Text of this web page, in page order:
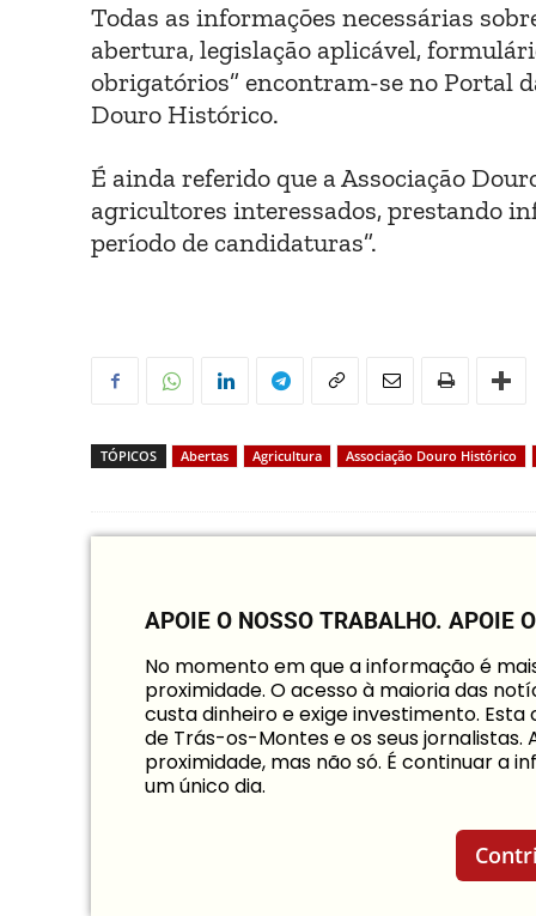
Todas as informações necessárias
abertura, legislação aplicável,
obrigatórios” encontram-se no Portal
Douro Histórico.
É ainda referido que a Associação
agricultores interessados, prestando
período de candidaturas”.
TÓPICOS Abertas Agricultura Associação Douro Histórico
APOIE O NOSSO TRABALHO. APOIE
No momento em que a informação é
proximidade. O acesso à maioria das
custa dinheiro e exige investimento.
de Trás-os-Montes e os seus
proximidade, mas não só. É continuar a
um único dia.